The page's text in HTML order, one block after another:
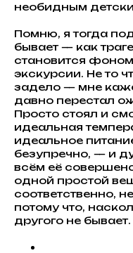
необидным
Помню, я тогда
бывает — как
становится
экскурсии. Не то
задело — мне
давно перестал
Просто стоял и
идеальная
идеальное
безупречно, — и
всём её
одной простой
соответственно,
потому что,
другого не бывает.